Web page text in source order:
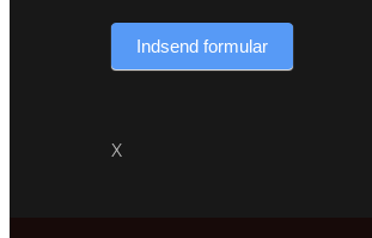
Indsend formular
X